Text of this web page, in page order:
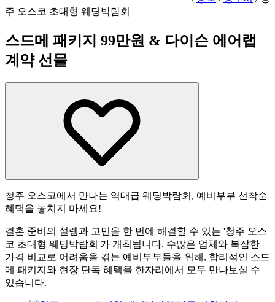
주 오스코 초대형 웨딩박람회
스드메 패키지 99만원 & 다이슨 에어랩
계약 선물
청주 오스코에서 만나는 역대급 웨딩박람회, 예비부부 선착순
혜택을 놓치지 마세요!
결혼 준비의 설렘과 고민을 한 번에 해결할 수 있는 '청주 오스
코 초대형 웨딩박람회'가 개최됩니다. 수많은 업체와 복잡한
가격 비교로 어려움을 겪는 예비부부들을 위해, 합리적인 스드
메 패키지와 현장 단독 혜택을 한자리에서 모두 만나보실 수
있습니다.